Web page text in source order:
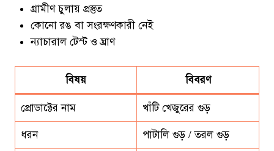
গ্রামীণ চুলায় প্রস্তুত
কোনো রঙ বা সংরক্ষণকারী নেই
ন্যাচারাল টেস্ট ও ঘ্রাণ
বিষয় বিবরণ
প্রোডাক্টের নাম খাঁটি খেজুরের গুড়
ধরন পাটালি গুড় / তরল গুড়